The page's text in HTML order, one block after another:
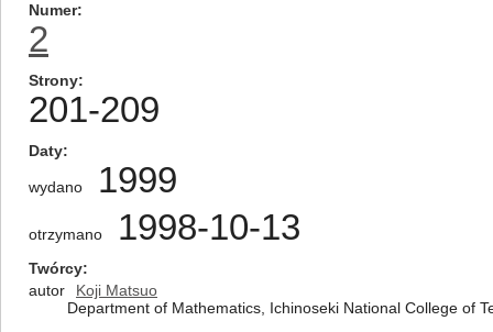
Numer
2
Strony
201-209
Daty
wydano 1999
otrzymano 1998-10-13
Twórcy
autor
Koji Matsuo
Department of Mathematics, Ichinoseki National College of